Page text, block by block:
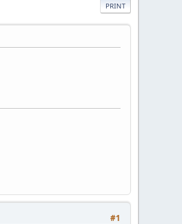
PRINT
#1